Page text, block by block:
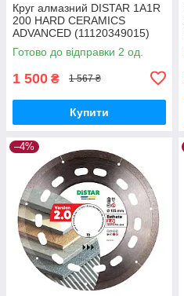
Круг алмазний DISTAR 1A1R
200 HARD CERAMICS
ADVANCED (11120349015)
Готово до відправки 2 од.
1 500 ₴ 1 567 ₴
Купити
–4%